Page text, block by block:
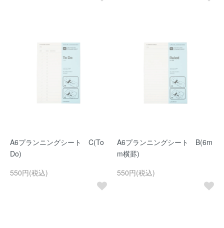
A6プランニングシート C(To
Do)
550円(税込)
A6プランニングシート B(6m
m横罫)
550円(税込)